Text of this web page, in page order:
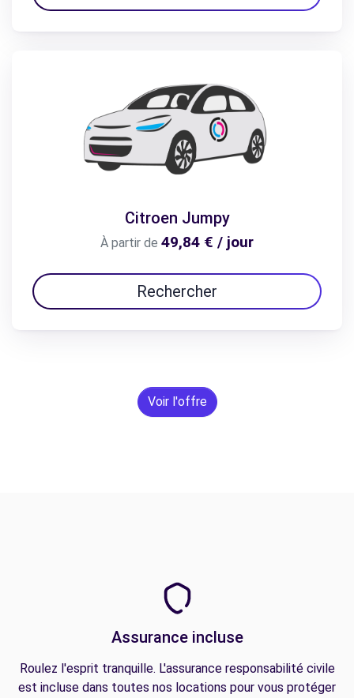
Citroen Jumpy
À partir de 49,84 € / jour
Rechercher
Voir l'offre
Assurance incluse
Roulez l'esprit tranquille. L'assurance responsabilité civile
est incluse dans toutes nos locations pour vous protéger